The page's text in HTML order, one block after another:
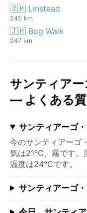
🇯🇲 Linstead
245 km
🇯🇲 Bog Walk
247 km
サンティア
— よくある質
サンティアーゴ
今のサンティアーゴ
気は21°C、霧です
温度は24°Cです。
サンティアーゴ